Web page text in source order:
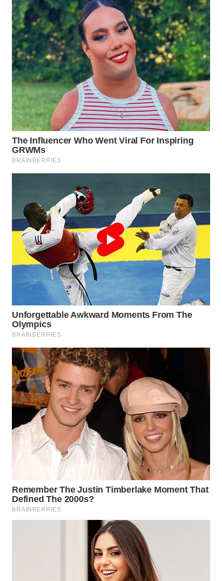
WN
PURWAKARTA
WN
PRIANGAN
TIMUR
WN
SEMARANG
WN
SOLO
BOROBUDUR
WN
MADURA
WN
SURABAYA
WN
NATUNA
WN
BINTAN
WN
MANDALIKA
WN
LIKUPANG
WN
LABUANBAJO
Wahana
Media